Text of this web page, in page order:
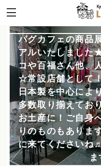
パグカフェの商品
アルいたしました
コや百福さん他、
☆常設店舗として
日本製を中心によ
多数取り揃えてお
お土産に！ご自身
りのものもありま
に来てくださいね